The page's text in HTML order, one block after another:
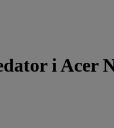
i Acer